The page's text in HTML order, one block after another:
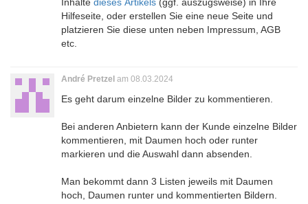
Hilfeseite, oder erstellen Sie eine neue Seite und
platzieren Sie diese unten neben Impressum, AGB
etc.
André Pretzel am 08.03.2024
Es geht darum einzelne Bilder zu kommentieren.
Bei anderen Anbietern kann der Kunde einzelne Bilder
kommentieren, mit Daumen hoch oder runter
markieren und die Auswahl dann absenden.
Man bekommt dann 3 Listen jeweils mit Daumen
hoch, Daumen runter und kommentierten Bildern.